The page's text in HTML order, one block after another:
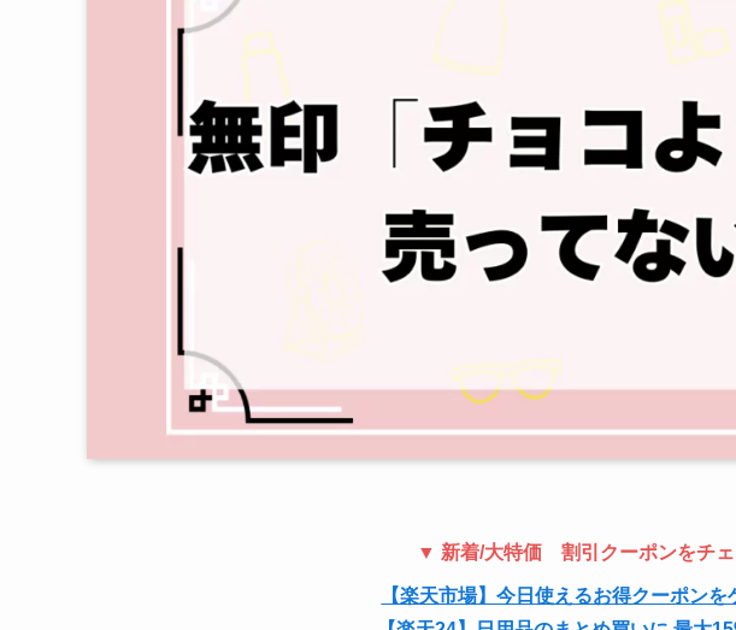
▼ 新着/大特価 割引クーポンをチェ
【楽天市場】今日使えるお得クーポンを